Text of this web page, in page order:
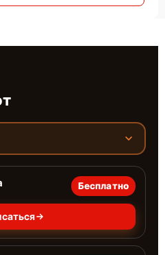
Бесплатно